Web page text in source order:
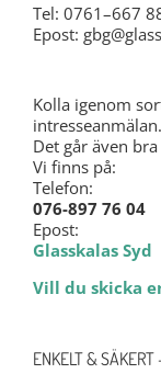
Tel: 0761–667
Epost:
Kolla igenom
intresseanmälan.
Det går även
Vi finns på:
Telefon:
076-897 76 04
Epost:
Glasskalas Syd
Vill du skicka
ENKELT &